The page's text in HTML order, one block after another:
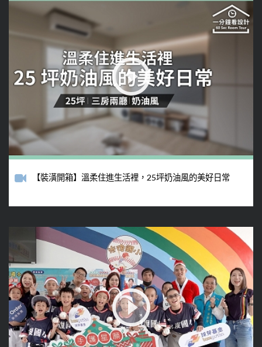
【裝潢開箱】溫柔住進生活裡，25坪奶油風的美好日常